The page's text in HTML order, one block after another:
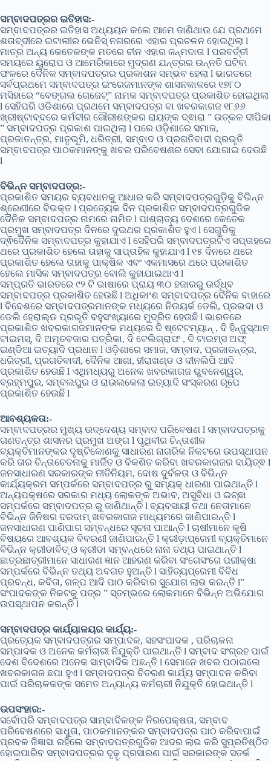
ସମ୍ବାଦପତ୍ରର ଇତିହାସ:-
ସମ୍ବାଦପତ୍ରର ଇତିହାସ ଅଧ୍ୟୟନ କଲେ ଆମେ ଜାଣିଥାଉ ଯେ ପ୍ରଥମେ
ଶତାବ୍ଦୀରେ ଇଟାଲୀର ଭେନିସ୍ ନଗରରେ ଏହାର ପ୍ରଚଳନ ହୋଇଥିଲା l
ମାତ୍ର ଅନ୍ୟ କେତେକଙ୍କ ମତରେ ଚୀନ ଏହାର ଜନ୍ମଦାତା l ପରବର୍ତ୍ତୀ
ସମୟରେ ୟୁରୋପ ଓ ଆମେରିକାରେ ମୁଦ୍ରଣ ଯନ୍ତ୍ରର ଉନ୍ନତି ଘଟିବା
ଫଳରେ ଦୈନିକ ସମ୍ବାଦପତ୍ରର ପ୍ରକାଶନ ସମ୍ଭବ ହେଲା l ଭାରତରେ
ସର୍ବପ୍ରଥମେ ସମ୍ବାଦପତ୍ର ଇଂରେଜମାନଙ୍କ ଶାସନକାଳରେ ୧୭୮୦
ମସିହାରେ “ବେଙ୍ଗଲ ଗେଜେଟ୍” ନାମକ ସମ୍ବାଦପତ୍ର ପ୍ରକାଶିତ ହୋଇଥିଲା
l ସେହିପରି ଓଡିଶାରେ ପ୍ରଥମେ ସମ୍ବାଦପତ୍ର ବା ଖବରକାଗଜ ୧୮୬୬
ଖ୍ରୀଷ୍ଟାବ୍ଦରେ କର୍ମବୀର ଗୌରୀଶଙ୍କର ରାୟଙ୍କ ଦ୍ଵାରା ” ଉତ୍କଳ ଦୀପିକା
” ସମ୍ବାଦପତ୍ର ପ୍ରକାଶ ପାଇଥିଲା l ପରେ ଓଡ଼ିଶାରେ ସମାଜ,
ପ୍ରଜାତନ୍ତ୍ର, ମାତୃଭୂମି, ଧରିତ୍ରୀ, ସମ୍ବାଦ ଓ ପ୍ରଗତିବାଦୀ ପ୍ରଭୃତି
ସମ୍ବାଦପତ୍ର ପାଠକମାନଙ୍କୁ ଖବର ପରିବେଷଣର ସେବା ଯୋଗାଇ ଦେଉଛି
l
ବିଭିନ୍ନ ସମ୍ବାଦପତ୍ର:-
ପ୍ରକାଶିତ ସମୟର ବ୍ୟବଧାନକୁ ଆଧାର କରି ସମ୍ବାଦପତ୍ରଗୁଡ଼ିକୁ ବିଭିନ୍ନ
ଶ୍ରେଣୀରେ ବିଭକ୍ତ l ପ୍ରତ୍ୟେକ ଦିନ ପ୍ରକାଶିତ ସମ୍ବାଦପତ୍ରଗୁଡିକ
ଦୈନିକ ସମ୍ବାଦପତ୍ର ନାମରେ ନାମିତ l ପାଶ୍ଚାତ୍ୟ ଦେଶରେ କେତେକ
ପ୍ରମୁଖ ସମ୍ବାଦପତ୍ର ଦିନରେ ଦୁଇଥର ପ୍ରକାଶିତ ହୁଏ l ସେଗୁଡିକୁ
ଦ୍ଵିଦୈନିକ ସମ୍ବାଦପତ୍ର କୁହାଯାଏ l ସେହିପରି ସମ୍ବାଦପତ୍ରଟିଏ ସପ୍ତାହରେ
ଥରେ ପ୍ରକାଶିତ ହେଲେ ତାହାକୁ ସାପ୍ତାହିକ କୁହାଯାଏ l ୧୫ ଦିନରେ ଥରେ
ପ୍ରକାଶିତ ହେଲେ ତାହାକୁ ପାକ୍ଷିକ ଏବଂ ଏକମାସରେ ଥରେ ପ୍ରକାଶିତ
ହେଲେ ମାସିକ ସମ୍ବାଦପତ୍ର ବୋଲି କୁହାଯାଇଥାଏ l
ସମ୍ପ୍ରତି ଭାରତରେ ୯୨ ଟି ଭାଷାରେ ପ୍ରାୟ ୩୦ ହଜାରରୁ ଉର୍ଦ୍ଧ୍ବ
ସମ୍ବାଦପତ୍ର ପ୍ରକାଶିତ ହେଉଛି l ଅଧିକାଂଶ ସମ୍ବାଦପତ୍ର ଦୈନିକ ବାହାରେ
l ବିଦେଶରେ ସମ୍ବାଦପତ୍ରମାନଙ୍କ ମଧ୍ୟରେ ନିଉୟର୍କ ଡେଲି, ପ୍ରଭଦା ଓ
ଡେଲି ହେରାଲ୍ଡ ପ୍ରଭୃତି ବହୁସଂଖ୍ୟାରେ ମୁଦ୍ରିତ ହେଉଛି l ଭାରତରେ
ପ୍ରକାଶିତ ଖବରକାଗଜମାନଙ୍କ ମଧ୍ୟରେ ଦି ଷ୍ଟେଟମ୍ୟାନ୍ , ଦି ହିନ୍ଦୁସ୍ଥାନ
ଟାଇମସ୍, ଦି ଅମୃତବଜାର ପତ୍ରିକା, ଦି ଟେଲିଗ୍ରାଫ , ଦି ଟାଇମ୍ସ ଅଫ୍
ଇଣ୍ଡିଆ ଇତ୍ୟାଦି ପ୍ରଧାନ l ଓଡ଼ିଶାରେ ସମାଜ, ସମ୍ବାଦ, ପ୍ରଜାତନ୍ତ୍ର,
ଧରିତ୍ରୀ, ପ୍ରଗତିବାଦୀ, ଦୈନିକ ଆଶା, ହୀରାଖଣ୍ଡ ଓ ଦୀନଲିପି ଆଦି
ପ୍ରକାଶିତ ହେଉଛି l ଏଥିମଧ୍ୟରୁ ଅନେକ ଖବରକାଗଜ ଭୁବନେଶ୍ୱର,
ବ୍ରହ୍ମପୁର, ସମ୍ବଲପୁର ଓ ରାଉଲକେଲା ଇତ୍ୟାଦି ସଂସ୍କରଣ ରୂପେ
ପ୍ରକାଶିତ ହେଉଛି l
ଆବଶ୍ୟକତା:-
ସମ୍ବାଦପତ୍ରର ମୁଖ୍ୟ ଉଦ୍ଦେଶ୍ୟ ସମ୍ବାଦ ପରିବେଷଣ l ସମ୍ବାଦପତ୍ରକୁ
ଗଣତନ୍ତ୍ର ଶାସନର ପ୍ରମୁଖ ଅଙ୍ଗ l ପୃଥିବୀର ଚିନ୍ତାଶୀଳ
ବ୍ୟକ୍ତିମାନଙ୍କର ଦୃଷ୍ଟିକୋଣକୁ ସାଧାରଣ ନାଗରିକ ନିକଟରେ ଉପସ୍ଥାପନ
କରି ତାର ଚିନ୍ତାଚେତନାକୁ ମାର୍ଜିତ ଓ ବିକଶିତ କରିବା ଖବରକାଗଜର ଦାୟିତ୍ଵ l
ଜନସାଧାରଣ ସରକାରଙ୍କ ନୀତିନିୟମ, ଦୋଷ ଦୁର୍ବଳତା ଓ ବିଭିନ୍ନ
କାର୍ଯ୍ୟକ୍ରମ ସମ୍ପର୍କରେ ସମ୍ବାଦପତ୍ର ରୁ ସମ୍ୟକ୍ ଧାରଣା ପାଇଥାନ୍ତି l
ଅନ୍ୟପକ୍ଷରେ ସରକାର ମଧ୍ୟ ଲୋକଙ୍କ ଅଭାବ, ଅସୁବିଧା ଓ ଇଚ୍ଛା
ସମ୍ପର୍କରେ ସମ୍ବାଦପତ୍ର ରୁ ଜାଣିଥାନ୍ତି l ବ୍ୟବସାୟୀ ତଥା ନେତାମାନେ
ବିଭିନ୍ନ ଜିନିଷର ଦରଦାମ୍ ଖବରକାଗଜ ମାଧ୍ୟମରେ ଜାଣିପାରନ୍ତି l
ଜନସାଧାରଣ ପାଣିପାଗ ସମ୍ବନ୍ଧରେ ସୂଚନା ପାଆନ୍ତି l ଚାଷୀମାନେ କୃଷି
ବିଷୟରେ ଆବଶ୍ୟକ ବିବରଣୀ ଜାଣିପାରନ୍ତି l କ୍ରୀଡ଼ାପ୍ରେମୀ ବ୍ୟକ୍ତିମାନେ
ବିଭିନ୍ନ କ୍ରୀଡାବିତ୍ ଓ କ୍ରୀଡା ସମ୍ବନ୍ଧରେ ନାନା ତଥ୍ୟ ପାଇଥାନ୍ତି l
ଛାତ୍ରଛାତ୍ରୀମାନେ ସାଧାରଣ ଜ୍ଞାନ ଆହରଣ କରିବା ସଂଗେସଂଗେ ପରୀକ୍ଷା
ସମ୍ପର୍କରେ ବିଭିନ୍ନ ତଥ୍ୟ ଅବଗତ ହୁଅନ୍ତି l ସାହିତ୍ୟପ୍ରେମୀ ବିବିଧ
ପ୍ରବନ୍ଧ, କବିତା, ଗଳ୍ପ ଆଦି ପାଠ କରିବାର ସୁଯୋଗ ଲାଭ କରନ୍ତି l”
ସଂପାଦକଙ୍କ ନିକଟକୁ ପତ୍ର ” ସ୍ତମ୍ଭରେ ଲୋକମାନେ ବିଭିନ୍ନ ଅଭିଯୋଗ
ଉପସ୍ଥାପନ କରନ୍ତି l
ସମ୍ବାଦପତ୍ର କାର୍ଯ୍ୟାଳୟର କାର୍ଯ୍ୟ:-
ପ୍ରତ୍ୟେକ ସମ୍ବାଦପତ୍ରର ସମ୍ପାଦକ, ସହସଂପାଦକ , ପରିଚାଳନା
ସମ୍ପାଦକ ଓ ଅନେକ କର୍ମଚାରୀ ନିଯୁକ୍ତି ପାଇଥାନ୍ତି l ସମ୍ବାଦ ସଂଗ୍ରହ ପାଇଁ
ଦେଶ ବିଦେଶରେ ଅନେକ ସାମ୍ବାଦିକ ଅଛନ୍ତି l ସେମାନେ ଖବର ପଠାଇଲେ
ଖବରକାଗଜ ଛପା ହୁଏ l ସମ୍ବାଦପତ୍ର ବିତରଣ କାର୍ଯ୍ୟ ସମ୍ପାଦନ କରିବା
ପାଇଁ ପରିଚାଳକଙ୍କ ସମେତ ଅନ୍ୟାନ୍ୟ କର୍ମଚାରୀ ନିଯୁକ୍ତି ହୋଇଥାନ୍ତି l
ଉପସଂହାର:-
ସର୍ବୋପରି ସମ୍ବାଦପତ୍ର ସାମ୍ବାଦିକଙ୍କ ନିରପେକ୍ଷତା, ସମ୍ବାଦ
ପରିବେଷଣରେ ସାଧୁତା, ପାଠକମାନଙ୍କର ସମ୍ବାଦପତ୍ର ପାଠ କରିବାପାଇଁ
ପ୍ରବଳ ଜିଜ୍ଞାସା ରହିଲେ ସମ୍ବାଦପତ୍ରଗୁଡିକ ଆଦର ଲାଭ କରି ସୁପ୍ରତିଷ୍ଠିତ
ହୋଇପାରିବ ସମ୍ବାଦପତ୍ରର ଦୃଢ଼ ପ୍ରସାରଣ ପାଇଁ ସରକାରଙ୍କ ସତର୍କ